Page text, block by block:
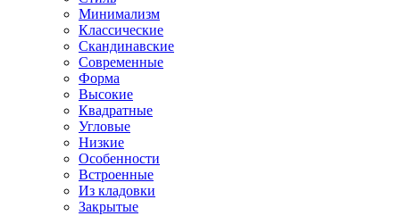
Минимализм
Классические
Скандинавские
Современные
Форма
Высокие
Квадратные
Угловые
Низкие
Особенности
Встроенные
Из кладовки
Закрытые